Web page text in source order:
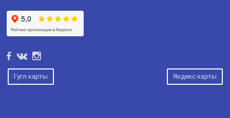
Гугл карты Яндекс карты